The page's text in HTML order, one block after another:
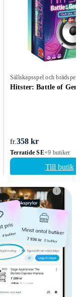
Sällskapsspel och brädspel
Hitster: Battle of
fr.358 kr
Terratide SE+9 butiker
Till butik